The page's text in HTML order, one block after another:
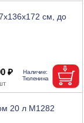
см, до
₽
20 л М1282